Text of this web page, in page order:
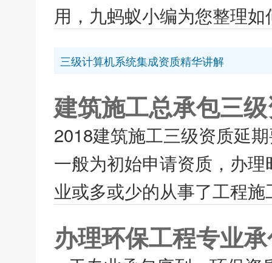
用，九蚂蚁小编为您整理
三级计算机系统集成资质精华讲解
建筑施工总承包三
2018建筑施工三级资质延
一般为初始申请资质，办
业或多或少的从事了工程
办理环保工程专业